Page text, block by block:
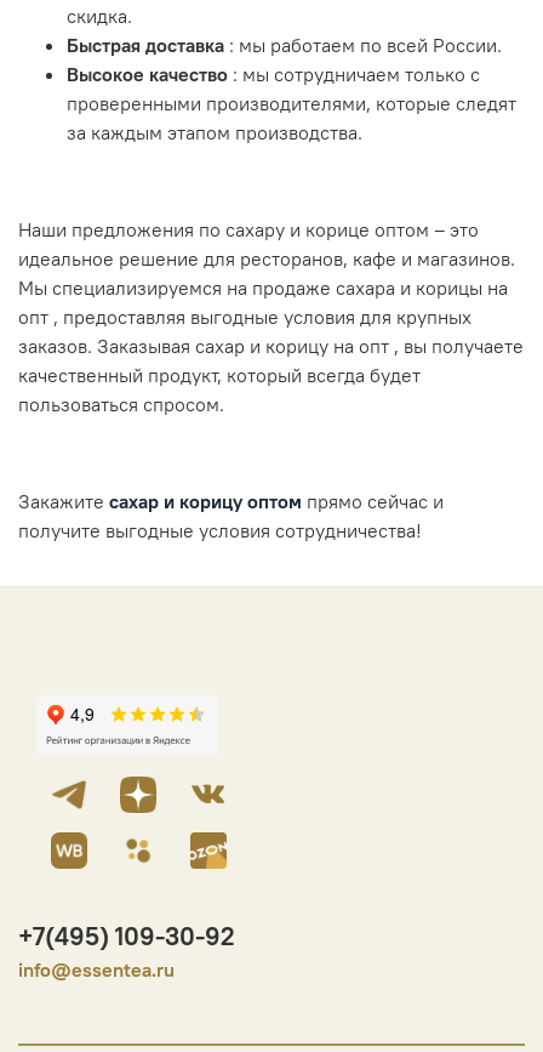
скидка.
Быстрая доставка : мы работаем по всей России.
Высокое качество : мы сотрудничаем только с
проверенными производителями, которые следят
за каждым этапом производства.
Наши предложения по сахару и корице оптом – это
идеальное решение для ресторанов, кафе и магазинов.
Мы специализируемся на продаже сахара и корицы на
опт , предоставляя выгодные условия для крупных
заказов. Заказывая сахар и корицу на опт , вы получаете
качественный продукт, который всегда будет
пользоваться спросом.
Закажите сахар и корицу оптом прямо сейчас и
получите выгодные условия сотрудничества!
+7(495) 109-30-92
info@essentea.ru